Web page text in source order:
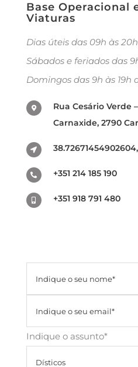
Base Operacional
Viaturas
Dias úteis das 09h às 20h
Sábados e feriados das
Domingos das 9h às 19h
Rua Cesário Verde
Carnaxide, 2790
+351 214 185 190
+351 918 791 480
Indique o assunto*